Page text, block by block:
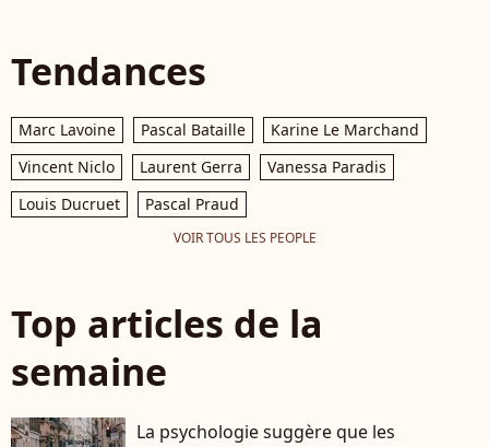
Tendances
Marc Lavoine Pascal Bataille
Karine Le Marchand
Vincent Niclo
Laurent Gerra
Vanessa Paradis
Louis Ducruet
Pascal Praud
VOIR TOUS LES PEOPLE
Top articles de la
semaine
La psychologie suggère que les